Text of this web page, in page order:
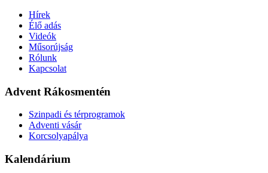
Hírek
Élő adás
Videók
Műsorújság
Rólunk
Kapcsolat
Advent Rákosmentén
Szinpadi és térprogramok
Adventi vásár
Korcsolyapálya
Kalendárium